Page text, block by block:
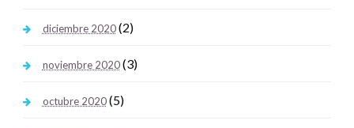
diciembre 2020(2)
noviembre 2020(3)
octubre 2020(5)